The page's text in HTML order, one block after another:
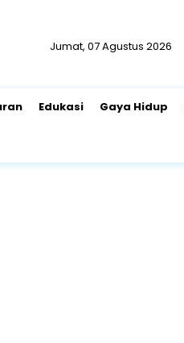
Jumat, 07 Agustus 2026
Edukasi Gaya Hidup